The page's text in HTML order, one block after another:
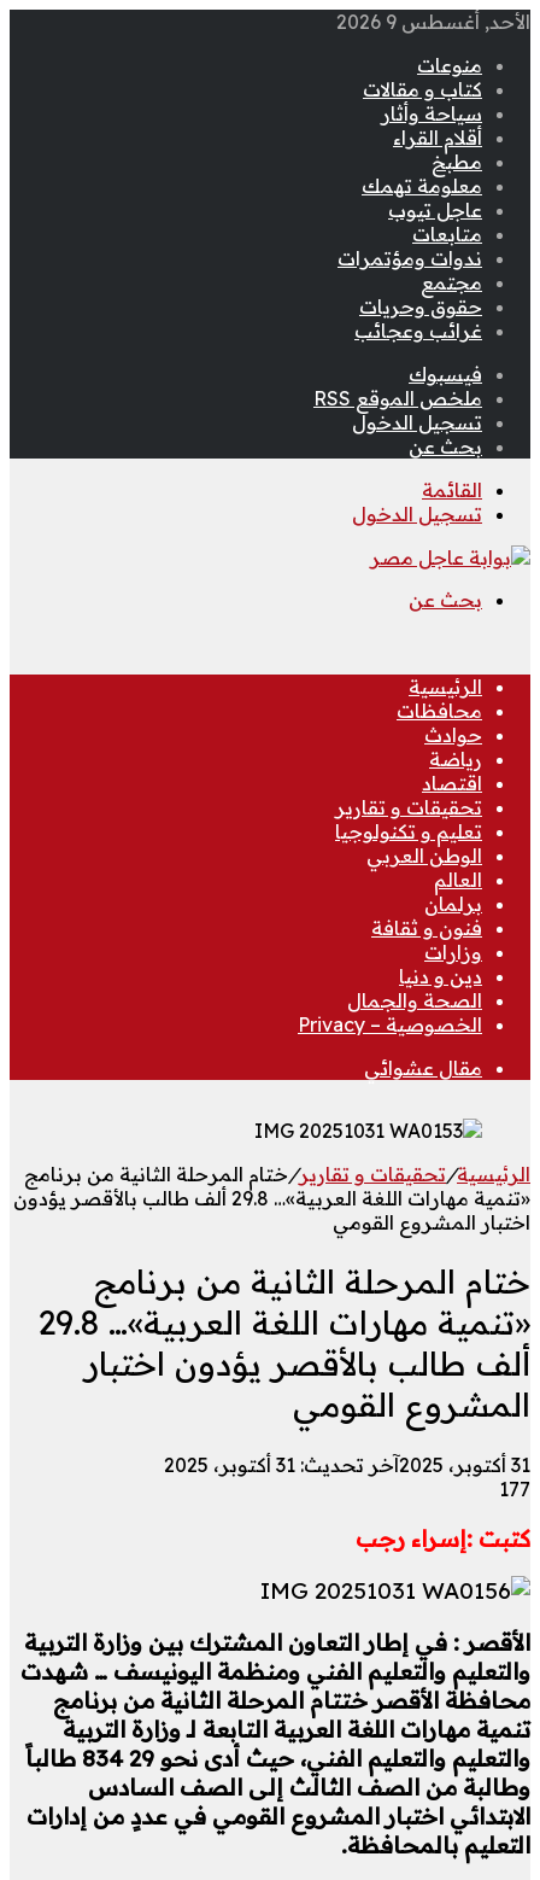
الأحد, أغسطس 9 2026
منوعات
كتاب و مقالات
سياحة وأثار
أقلام القراء
مطبخ
معلومة تهمك
عاجل تيوب
متابعات
ندوات ومؤتمرات
مجتمع
حقوق وحريات
غرائب وعجائب
فيسبوك
ملخص الموقع RSS
تسجيل الدخول
بحث عن
القائمة
تسجيل الدخول
بحث عن
الرئيسية
محافظات
حوادث
رياضة
اقتصاد
تحقيقات و تقارير
تعليم و تكنولوجيا
الوطن العربي
العالم
برلمان
فنون و ثقافة
وزارات
دين و دنيا
الصحة والجمال
الخصوصية – Privacy
مقال عشوائي
الرئيسية/تحقيقات و تقارير/ختام المرحلة الثانية من برنامج
«تنمية مهارات اللغة العربية»… 29.8 ألف طالب بالأقصر يؤدون
اختبار المشروع القومي
ختام المرحلة الثانية من برنامج
«تنمية مهارات اللغة العربية»… 29.8
ألف طالب بالأقصر يؤدون اختبار
المشروع القومي
31 أكتوبر، 2025
آخر تحديث: 31 أكتوبر، 2025
177
كتبت :إسراء رجب
الأقصر : في إطار التعاون المشترك بين وزارة التربية
والتعليم والتعليم الفني ومنظمة اليونيسف … شهدت
محافظة الأقصر ختتام المرحلة الثانية من برنامج
تنمية مهارات اللغة العربية التابعة لـ وزارة التربية
والتعليم والتعليم الفني، حيث أدى نحو 29 834 طالباً
وطالبة من الصف الثالث إلى الصف السادس
الابتدائي اختبار المشروع القومي في عددٍ من إدارات
التعليم بالمحافظة.